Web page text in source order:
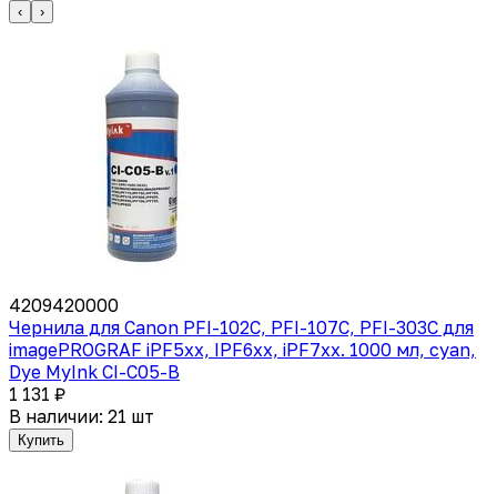
‹ ›
4209420000
Чернила для Canon PFI-102C, PFI-107C, PFI-303C для
imagePROGRAF iPF5xx, IPF6xx, iPF7xx. 1000 мл, cyan,
Dye MyInk CI-C05-B
1 131 ₽
В наличии: 21 шт
Купить